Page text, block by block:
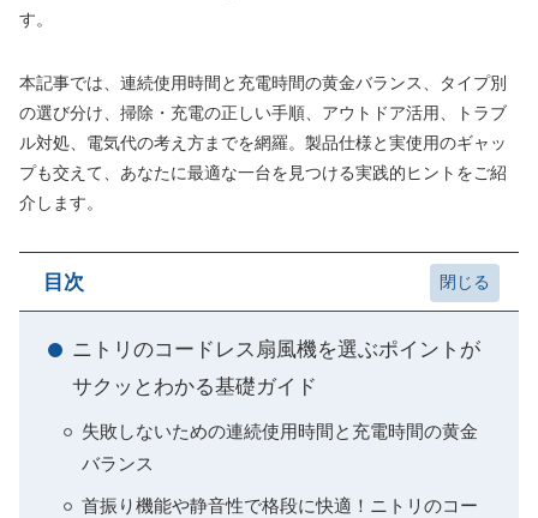
す。
本記事では、連続使用時間と充電時間の黄金バランス、タイプ別
の選び分け、掃除・充電の正しい手順、アウトドア活用、トラブ
ル対処、電気代の考え方までを網羅。製品仕様と実使用のギャッ
プも交えて、あなたに最適な一台を見つける実践的ヒントをご紹
介します。
目次
ニトリのコードレス扇風機を選ぶポイントが
サクッとわかる基礎ガイド
失敗しないための連続使用時間と充電時間の黄金
バランス
首振り機能や静音性で格段に快適！ニトリのコー